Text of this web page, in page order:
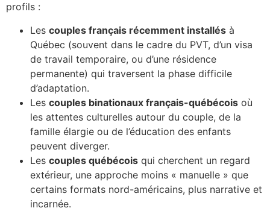
profils :
Les couples français récemment installés à
Québec (souvent dans le cadre du PVT, d’un visa
de travail temporaire, ou d’une résidence
permanente) qui traversent la phase difficile
d’adaptation.
Les couples binationaux français-québécois où
les attentes culturelles autour du couple, de la
famille élargie ou de l’éducation des enfants
peuvent diverger.
Les couples québécois qui cherchent un regard
extérieur, une approche moins « manuelle » que
certains formats nord-américains, plus narrative et
incarnée.